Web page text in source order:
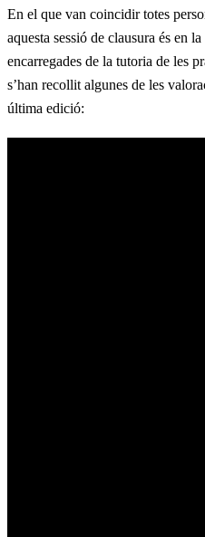
En el que van coincidir totes
aquesta sessió de clausura és en
encarregades de la tutoria de les
s’han recollit algunes de les
última edició: